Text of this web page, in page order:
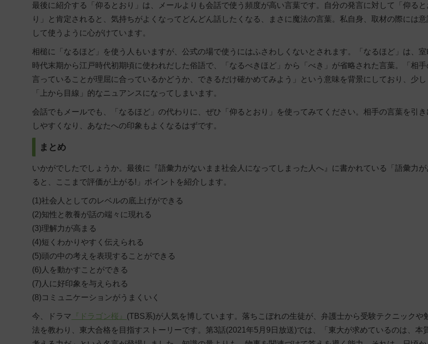
最後に紹介する「仰るとおり」は、メールよりも会話で使う頻度が高い言葉です。自分の発言に対して「仰ると
り」と肯定されると、気持ちがよくなってどんどん話したくなる、まさに魔法の言葉。私自身、取材の際には意
して使うように心がけています。
相槌に「なるほど」を使う人もいますが、公式の場で使うにはふさわしくないとされます。「なるほど」は、室
時代末期から江戸時代初期頃に使われだした俗語で、「なるべきほど」から「べき」が省略された言葉。「相手
言っていることが理屈に合っているかどうか、できるだけ確かめてみよう」という意味を背景にしており、少し
「上から目線」的なニュアンスになってしまいます。
会話でもメールでも、「なるほど」の代わりに、ぜひ「仰るとおり」を使ってみてください。 相手の言葉を引き
しやすくなり
、あなたへの印象もよくなるはずです。
まとめ
いかがでしたでしょうか。最後に『語彙力がないまま社会人になってしまった人へ』に書かれている「語彙力が
ると、ここまで評価が上がる!」ポイントを紹介します。
(1)社会人としてのレベルの底上げができる
(2)知性と教養が話の端々に現れる
(3)理解力が高まる
(4)短くわかりやすく伝えられる
(5)頭の中の考えを表現することができる
(6)人を動かすことができる
(7)人に好印象を与えられる
(8)コミュニケーションがうまくいく
今、ドラマ 『ドラゴン桜』 (TBS系)が人気を博しています。落ちこぼれの生徒が、弁護士から受験テクニックや
法を教わり、東大合格を目指すストーリーです。第3話(2021年5月9日放送)では、「東大が求めているのは、本